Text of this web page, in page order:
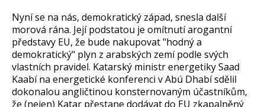
Nyní se na nás, demokratický západ, snesla další
morová rána. Její podstatou je omítnutí arogantní
představy EU, že bude nakupovat "hodný a
demokratický" plyn z arabských zemí podle svých
vlastních pravidel. Katarský ministr energetiky Saad
Kaabí na energetické konferenci v Abú Dhabí sdělil
dokonalou angličtinou konsternovaným účastníkům,
že (nejen) Katar přestane dodávat do EU zkapalněný